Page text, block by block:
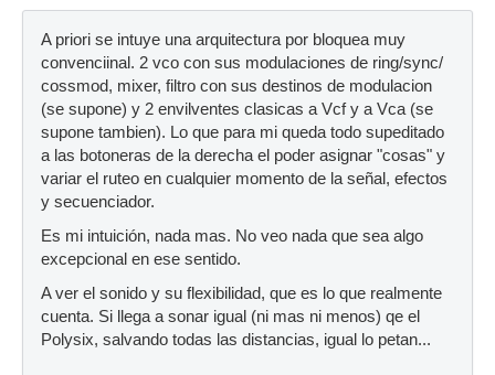
A priori se intuye una arquitectura por bloquea muy
convenciinal. 2 vco con sus modulaciones de ring/sync/
cossmod, mixer, filtro con sus destinos de modulacion
(se supone) y 2 envilventes clasicas a Vcf y a Vca (se
supone tambien). Lo que para mi queda todo supeditado
a las botoneras de la derecha el poder asignar "cosas" y
variar el ruteo en cualquier momento de la señal, efectos
y secuenciador.
Es mi intuición, nada mas. No veo nada que sea algo
excepcional en ese sentido.
A ver el sonido y su flexibilidad, que es lo que realmente
cuenta. Si llega a sonar igual (ni mas ni menos) qe el
Polysix, salvando todas las distancias, igual lo petan...